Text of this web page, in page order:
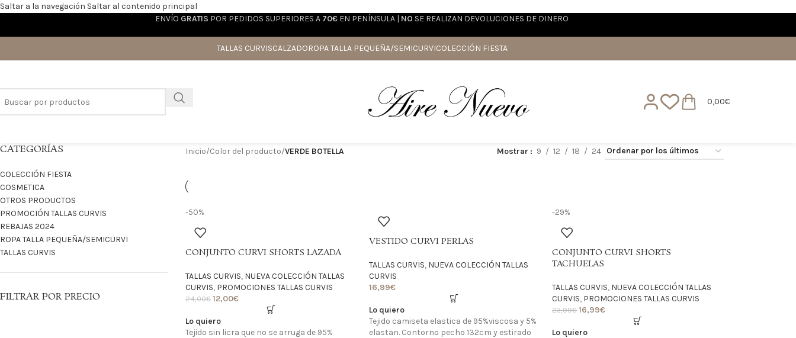
Saltar a la navegación Saltar al contenido principal
ENVÍO GRATIS POR PEDIDOS SUPERIORES A 70€ EN PENÍNSULA | NO SE REALIZAN DEVOLUCIONES DE DINERO
TALLAS CURVISCALZADOROPA TALLA PEQUEÑA/SEMICURVICOLECCIÓN FIESTA
0,00€
CATEGORÍAS
COLECCIÓN FIESTA
COSMETICA
OTROS PRODUCTOS
PROMOCIÓN TALLAS CURVIS
REBAJAS 2024
ROPA TALLA PEQUEÑA/SEMICURVI
TALLAS CURVIS
FILTRAR POR PRECIO
Inicio/Color del producto/VERDE BOTELLA Mostrar 9 12 18 24
-50%
CONJUNTO CURVI SHORTS LAZADA
TALLAS CURVIS, NUEVA COLECCIÓN TALLAS
CURVIS, PROMOCIONES TALLAS CURVIS
24,00€ 12,00€
Lo quiero
Tejido sin licra que no se arruga de 95%
VESTIDO CURVI PERLAS
TALLAS CURVIS, NUEVA COLECCIÓN TALLAS
CURVIS
16,99€
Lo quiero
Tejido camiseta elastica de 95%viscosa y 5%
elastan. Contorno pecho 132cm y estirado
-29%
CONJUNTO CURVI SHORTS
TACHUELAS
TALLAS CURVIS, NUEVA COLECCIÓN TALLAS
CURVIS, PROMOCIONES TALLAS CURVIS
23,99€ 16,99€
Lo quiero